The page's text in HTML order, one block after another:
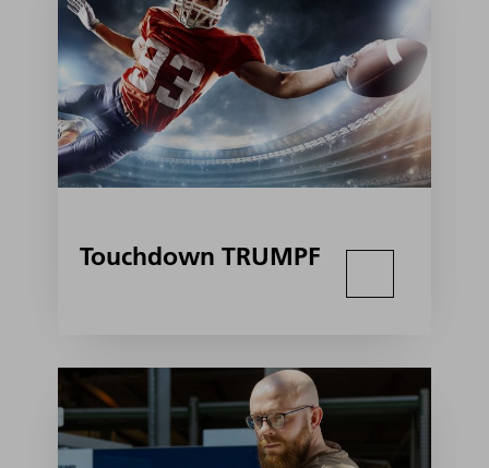
Touchdown TRUMPF